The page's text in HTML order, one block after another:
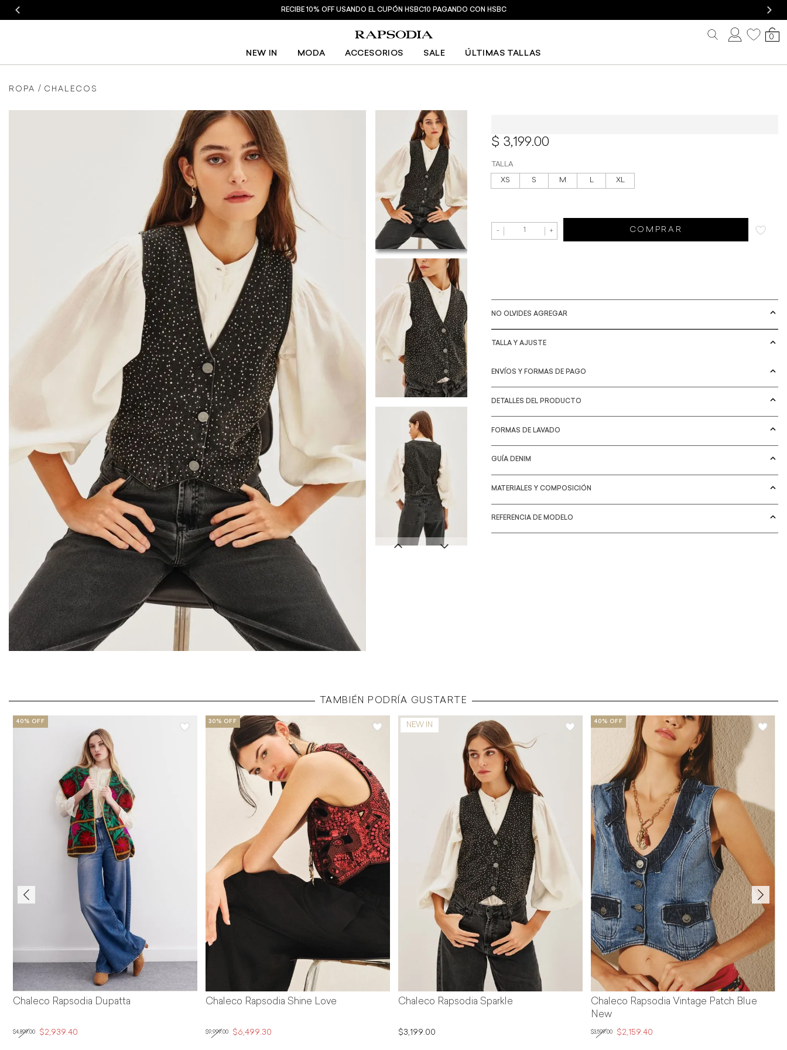
RECIBE 10% OFF USANDO EL CUPÓN HSBC10 PAGANDO CON HSBC
NEW IN MODA ACCESORIOS SALE ÚLTIMAS TALLAS
0
ROPA CHALECOS
3,199.00
TALLA
XS S M L XL
+
- COMPRAR
NO OLVIDES AGREGAR
TALLA Y AJUSTE
ENVÍOS Y FORMAS DE PAGO
DETALLES DEL PRODUCTO
FORMAS DE LAVADO
GUÍA DENIM
MATERIALES Y COMPOSICIÓN
REFERENCIA DE MODELO
TAMBIÉN PODRÍA GUSTARTE
Chaleco Rapsodia Shine Love Chaleco Rapsodia Sparkle
Chaleco Rapsodia Vintage Patch Blue
Chaleco Rapsodia Denim